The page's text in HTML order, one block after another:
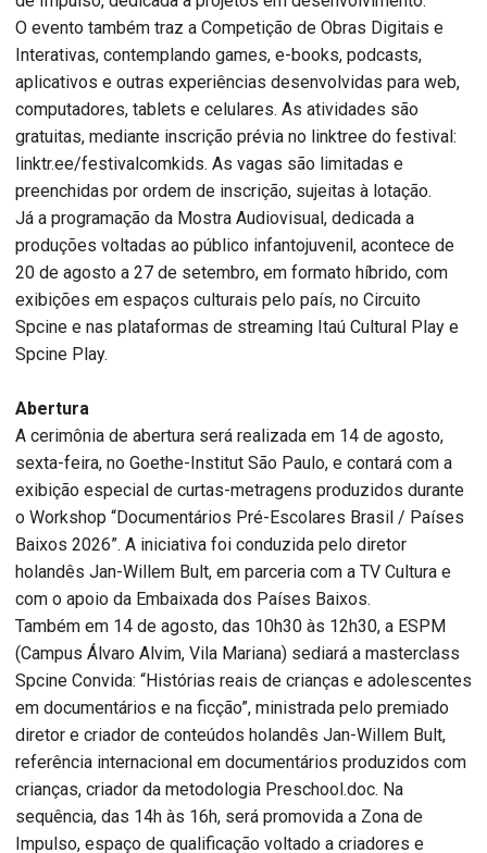
O evento também traz a Competição de Obras Digitais e
Interativas, contemplando games, e-books, podcasts,
aplicativos e outras experiências desenvolvidas para web,
computadores, tablets e celulares. As atividades são
gratuitas, mediante inscrição prévia no linktree do festival:
linktr.ee/festivalcomkids. As vagas são limitadas e
preenchidas por ordem de inscrição, sujeitas à lotação.
Já a programação da Mostra Audiovisual, dedicada a
produções voltadas ao público infantojuvenil, acontece de
20 de agosto a 27 de setembro, em formato híbrido, com
exibições em espaços culturais pelo país, no Circuito
Spcine e nas plataformas de streaming Itaú Cultural Play e
Spcine Play.
Abertura
A cerimônia de abertura será realizada em 14 de agosto,
sexta-feira, no Goethe-Institut São Paulo, e contará com a
exibição especial de curtas-metragens produzidos durante
o Workshop “Documentários Pré-Escolares Brasil / Países
Baixos 2026”. A iniciativa foi conduzida pelo diretor
holandês Jan-Willem Bult, em parceria com a TV Cultura e
com o apoio da Embaixada dos Países Baixos.
Também em 14 de agosto, das 10h30 às 12h30, a ESPM
(Campus Álvaro Alvim, Vila Mariana) sediará a masterclass
Spcine Convida: “Histórias reais de crianças e adolescentes
em documentários e na ficção”, ministrada pelo premiado
diretor e criador de conteúdos holandês Jan-Willem Bult,
referência internacional em documentários produzidos com
crianças, criador da metodologia Preschool.doc. Na
sequência, das 14h às 16h, será promovida a Zona de
Impulso, espaço de qualificação voltado a criadores e